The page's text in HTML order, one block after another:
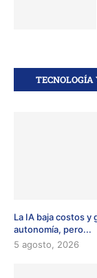
La IA baja costos y
autonomía, pero...
5 agosto, 2026